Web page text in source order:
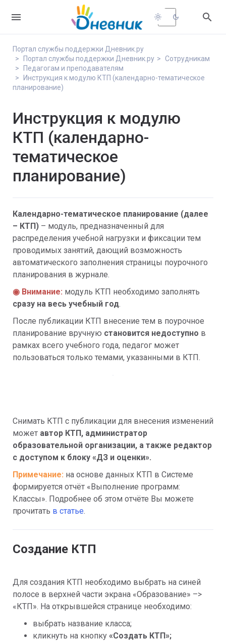
 light_mode dark_mode 
Портал службы поддержки Дневник.ру
Портал службы поддержки Дневник.ру
Сотрудникам
Педагогам и преподавателям
Инструкция к модулю КТП (календарно-тематическое
планирование)
Инструкция к модулю
КТП (календарно-
тематическое
планирование)
Календарно-тематическое планирование (далее
– КТП) – модуль, предназначенный для
распределения учебной нагрузки и фиксации тем
проводимых занятий, дающий возможность
автоматического заполнения страницы поурочного
планирования в журнале.
◉ Внимание:
сразу на весь учебный год.
После публикации КТП внесение тем в поурочное
планирование вручную становится недоступно в
рамках всего учебного года, педагог может
пользоваться только темами, указанными в КТП.
Снимать КТП с публикации для внесения изменений
может автор КТП, администратор
образовательной организации, а также редактор
с доступом к блоку «ДЗ и оценки».
Примечание: на основе данных КТП в Системе
формируется отчёт «Выполнение программ:
Классы». Подробнее об этом отчёте Вы можете
прочитать в статье.
Создание КТП
Для создания КТП необходимо выбрать на синей
полосе в верхней части экрана «Образование» –>
«КТП». На открывшейся странице необходимо:
выбрать название класса;
кликнуть на кнопку «Создать КТП»;